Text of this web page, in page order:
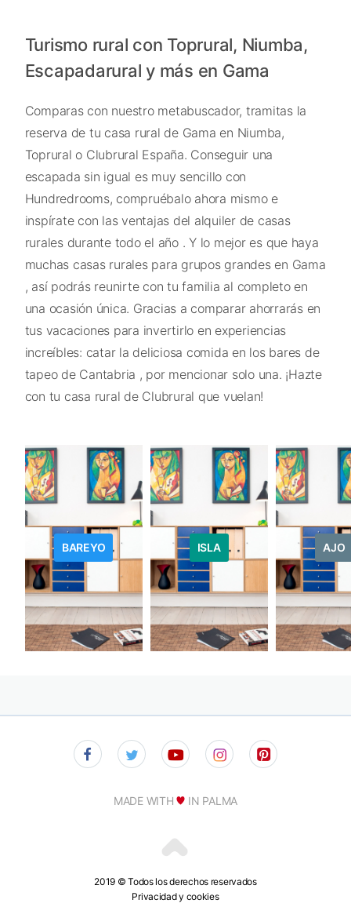
Turismo rural con Toprural, Niumba,
Escapadarural y más en Gama
Comparas con nuestro metabuscador, tramitas la
reserva de tu casa rural de Gama en Niumba,
Toprural o Clubrural España. Conseguir una
escapada sin igual es muy sencillo con
Hundredrooms, compruébalo ahora mismo e
inspírate con las ventajas del alquiler de casas
rurales durante todo el año . Y lo mejor es que haya
muchas casas rurales para grupos grandes en Gama
, así podrás reunirte con tu familia al completo en
una ocasión única. Gracias a comparar ahorrarás en
tus vacaciones para invertirlo en experiencias
increíbles: catar la deliciosa comida en los bares de
tapeo de Cantabria , por mencionar solo una. ¡Hazte
con tu casa rural de Clubrural que vuelan!
BAREYO ISLA AJO
2019 © Todos los derechos reservados
Privacidad y cookies
MADE WITH IN PALMA